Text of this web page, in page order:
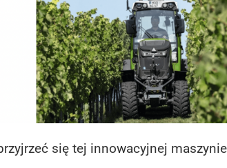
się tej innowacyjnej